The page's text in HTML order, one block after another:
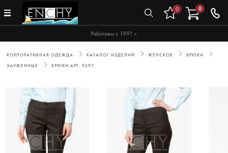
Работаем с 1991 г.
0 0
КОРПОРАТИВНАЯ ОДЕЖДА КАТАЛОГ ИЗДЕЛИЙ ЖЕНСКОЕ
БРЮКИ
ЗАУЖЕННЫЕ
БРЮКИ АРТ. 9297